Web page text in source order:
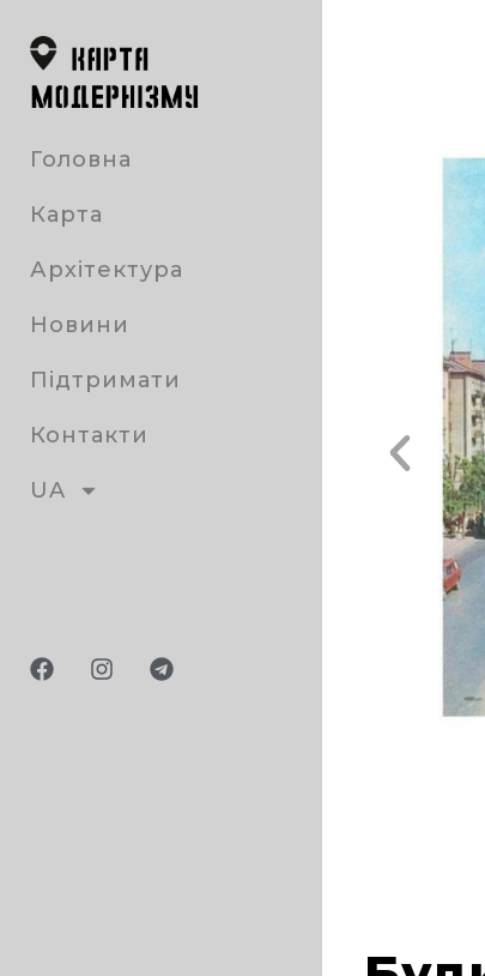
Головна
Карта
Архітектура
Новини
Підтримати
Контакти
UA